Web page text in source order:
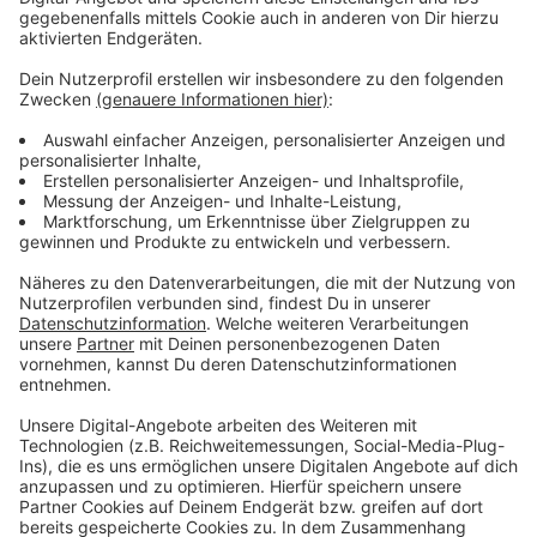
gewesen". Die finanzielle Krise hatte sich massiv
zugespitzt, der Volleyball-Bundesligist steuerte
geradewegs auf die Insolvenz zu. Die Schulden sind
aus dem Ruder gelaufen. Am Ende der aktuellen
Saison hatte das Minus 400.000 Euro betragen -
achtmal mehr als geplant. Wie die Westfälischen
Nachrichten berichten, haben zudem Prüfungen
ergeben, dass falsche Lohnanmeldungen gemacht
worden sind. Der Club rechnet jetzt damit, mehr als
130.000 Euro ans Finanzamt nachzahlen zu müssen.
Anzeige
Um aus der Misere herauszukommen, will man nun den
Bundesliga-Kader verschlanken, Mehreinnahmen durch
Sponsorengelder erzielen und Sanierungskredite
aufnehmen.